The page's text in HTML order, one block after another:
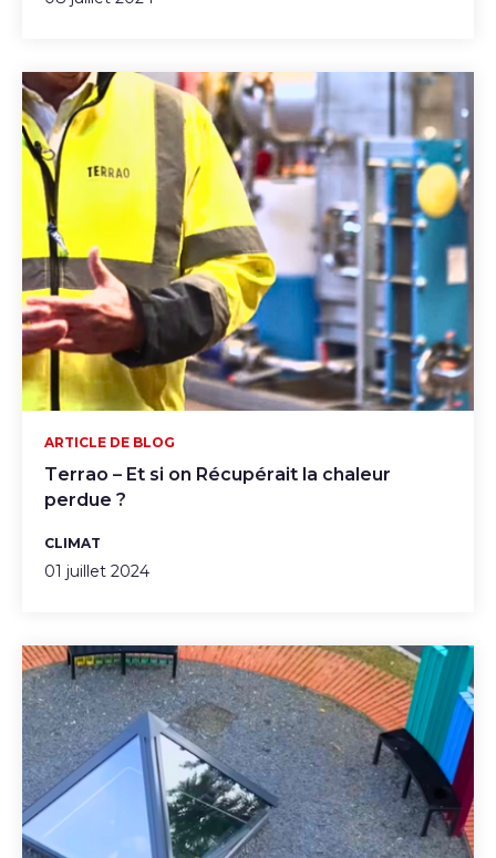
Terrao – Et si on Récupérait la chaleur
perdue ?
ARTICLE DE BLOG
CLIMAT
01 juillet 2024